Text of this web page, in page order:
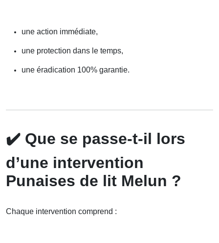
une action immédiate,
une protection dans le temps,
une éradication 100% garantie.
✔️ Que se passe-t-il lors
d’une intervention
Punaises de lit Melun ?
Chaque intervention comprend :